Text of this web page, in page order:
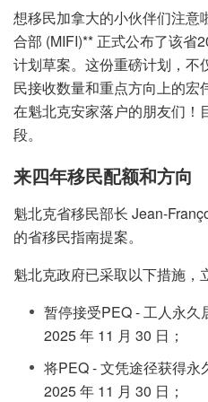
想移民加拿大的小伙伴们注意
合部 (MIFI)** 正式公布了该省
计划草案。这份重磅计划，不
民接收数量和重点方向上的宏
在魁北克安家落户的朋友们！
段。
来四年移民配额和方向
魁北克省移民部长 Jean-
的省移民指南提案。
魁北克政府已采取以下措施，
暂停接受PEQ - 工人永久
2025 年 11 月 30 日；
将PEQ - 文凭途径获得
2025 年 11 月 30 日；